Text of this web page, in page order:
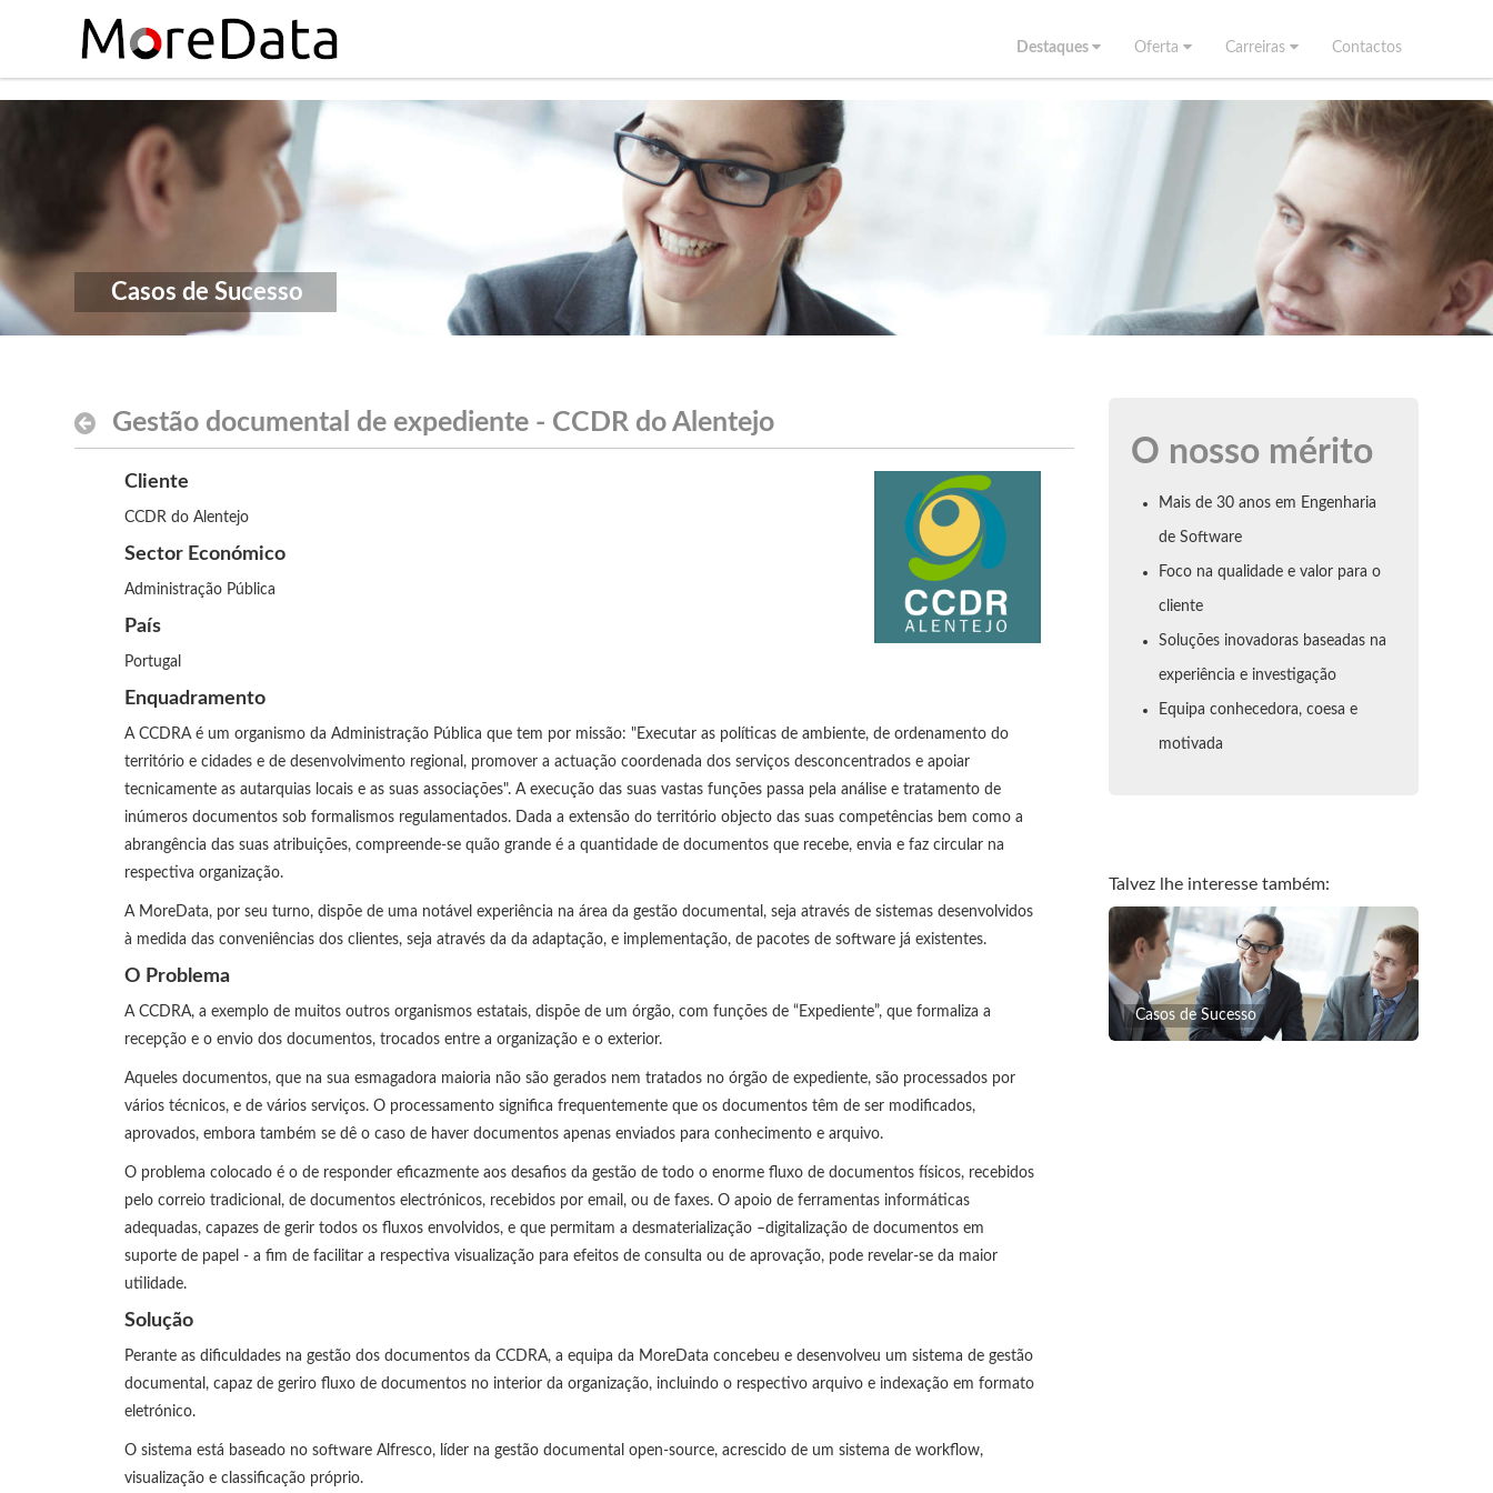
Destaques Oferta Carreiras Contactos
Casos de Sucesso
Gestão documental de expediente - CCDR do Alentejo
Cliente
CCDR do Alentejo
Sector Económico
Administração Pública
País
Portugal
Enquadramento
A CCDRA é um organismo da Administração Pública que tem por missão: "Executar as políticas de ambiente, de ordenamento do
território e cidades e de desenvolvimento regional, promover a actuação coordenada dos serviços desconcentrados e apoiar
tecnicamente as autarquias locais e as suas associações". A execução das suas vastas funções passa pela análise e tratamento de
inúmeros documentos sob formalismos regulamentados. Dada a extensão do território objecto das suas competências bem como a
abrangência das suas atribuições, compreende-se quão grande é a quantidade de documentos que recebe, envia e faz circular na
respectiva organização.
A MoreData, por seu turno, dispõe de uma notável experiência na área da gestão documental, seja através de sistemas desenvolvidos
à medida das conveniências dos clientes, seja através da da adaptação, e implementação, de pacotes de software já existentes.
O Problema
A CCDRA, a exemplo de muitos outros organismos estatais, dispõe de um órgão, com funções de “Expediente”, que formaliza a
recepção e o envio dos documentos, trocados entre a organização e o exterior.
Aqueles documentos, que na sua esmagadora maioria não são gerados nem tratados no órgão de expediente, são processados por
vários técnicos, e de vários serviços. O processamento significa frequentemente que os documentos têm de ser modificados,
aprovados, embora também se dê o caso de haver documentos apenas enviados para conhecimento e arquivo.
O problema colocado é o de responder eficazmente aos desafios da gestão de todo o enorme fluxo de documentos físicos, recebidos
pelo correio tradicional, de documentos electrónicos, recebidos por email, ou de faxes. O apoio de ferramentas informáticas
adequadas, capazes de gerir todos os fluxos envolvidos, e que permitam a desmaterialização –digitalização de documentos em
suporte de papel - a fim de facilitar a respectiva visualização para efeitos de consulta ou de aprovação, pode revelar-se da maior
utilidade.
Solução
Perante as dificuldades na gestão dos documentos da CCDRA, a equipa da MoreData concebeu e desenvolveu um sistema de gestão
documental, capaz de geriro fluxo de documentos no interior da organização, incluindo o respectivo arquivo e indexação em formato
eletrónico.
O sistema está baseado no software Alfresco, líder na gestão documental open-source, acrescido de um sistema de workflow,
visualização e classificação próprio.
O nosso mérito
Mais de 30 anos em Engenharia
de Software
Foco na qualidade e valor para o
cliente
Soluções inovadoras baseadas na
experiência e investigação
Equipa conhecedora, coesa e
motivada
Talvez lhe interesse também:
Casos de Sucesso